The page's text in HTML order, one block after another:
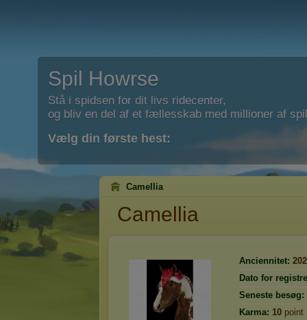
Spil Howrse
Stå i spidsen for dit livs ridecenter,
og bliv en del af et fællesskab med millioner af
Vælg din første hest:
Camellia
Camellia
Anciennitet: 202
Dato for
Seneste besøg:
Karma: 10 point